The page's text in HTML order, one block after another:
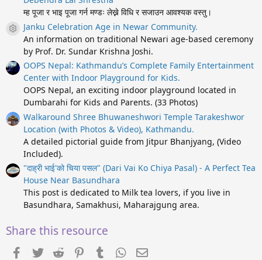
म्ह पूजा र भाइ पूजा गर्न मण्डः लेख्ने विधि र सजाउन आवश्यक वस्तु।
Resource icon
Janku Celebration Age in Newar Community.
An information on traditional Newari age-based ceremony
by Prof. Dr. Sundar Krishna Joshi.
OOPS Nepal: Kathmandu’s Complete Family Entertainment
Center with Indoor Playground for Kids.
OOPS Nepal, an exciting indoor playground located in
Dumbarahi for Kids and Parents. (33 Photos)
Walkaround Shree Bhuwaneshwori Temple Tarakeshwor
Location (with Photos & Video), Kathmandu.
A detailed pictorial guide from Jitpur Bhanjyang, (Video
Included).
"दाह्री भाई'को चिया पसल" (Dari Vai Ko Chiya Pasal) - A Perfect Tea
House Near Basundhara
This post is dedicated to Milk tea lovers, if you live in
Basundhara, Samakhusi, Maharajgung area.
Share this resource
FacebookTwitterRedditPinterestTumblrWhatsApp